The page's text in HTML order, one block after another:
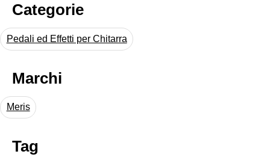
Categorie
Pedali ed Effetti per Chitarra
Marchi
Meris
Tag